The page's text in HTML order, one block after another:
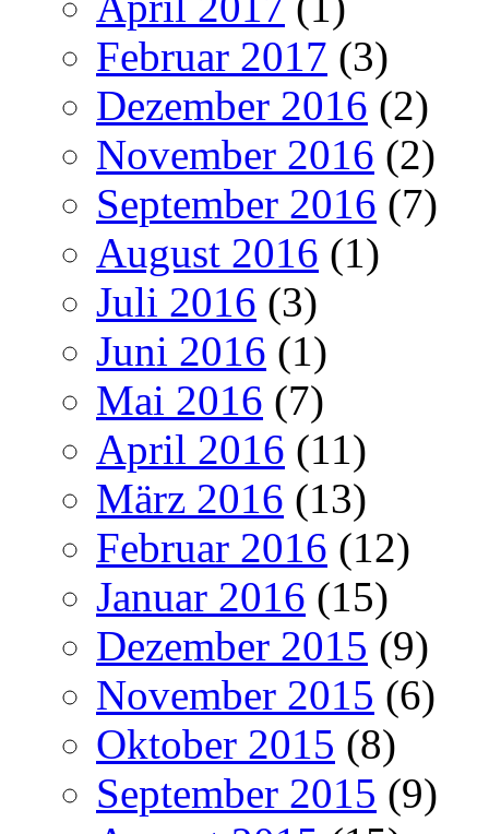
Februar 2017 (3)
Dezember 2016 (2)
November 2016 (2)
September 2016 (7)
August 2016 (1)
Juli 2016 (3)
Juni 2016 (1)
Mai 2016 (7)
April 2016 (11)
März 2016 (13)
Februar 2016 (12)
Januar 2016 (15)
Dezember 2015 (9)
November 2015 (6)
Oktober 2015 (8)
September 2015 (9)